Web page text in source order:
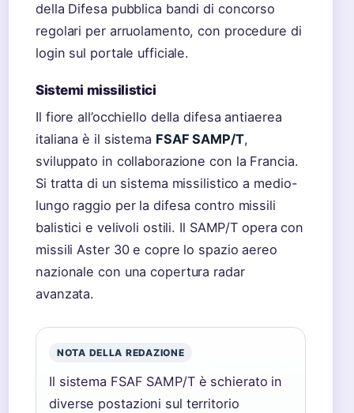
della Difesa pubblica bandi di concorso
regolari per arruolamento, con procedure di
login sul portale ufficiale.
Sistemi missilistici
Il fiore all’occhiello della difesa antiaerea
italiana è il sistema FSAF SAMP/T,
sviluppato in collaborazione con la Francia.
Si tratta di un sistema missilistico a medio-
lungo raggio per la difesa contro missili
balistici e velivoli ostili. Il SAMP/T opera con
missili Aster 30 e copre lo spazio aereo
nazionale con una copertura radar
avanzata.
NOTA DELLA REDAZIONE
Il sistema FSAF SAMP/T è schierato in
diverse postazioni sul territorio